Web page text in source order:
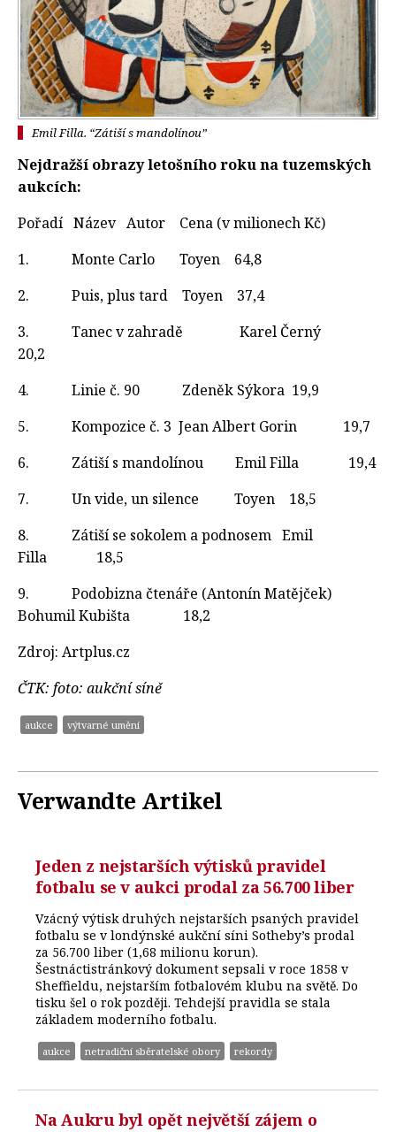
Emil Filla. “Zátiší s mandolínou”
Nejdražší obrazy letošního roku na tuzemských
aukcích:
Pořadí Název Autor Cena (v milionech Kč)
1. Monte Carlo Toyen 64,8
2. Puis, plus tard Toyen 37,4
3. Tanec v zahradě Karel Černý
20,2
4. Linie č. 90 Zdeněk Sýkora 19,9
5. Kompozice č. 3 Jean Albert Gorin 19,7
6. Zátiší s mandolínou Emil Filla 19,4
7. Un vide, un silence Toyen 18,5
8. Zátiší se sokolem a podnosem Emil
Filla 18,5
9. Podobizna čtenáře (Antonín Matějček)
Bohumil Kubišta 18,2
Zdroj: Artplus.cz
ČTK: foto: aukční síně
aukce výtvarné umění
Verwandte Artikel
Jeden z nejstarších výtisků pravidel
fotbalu se v aukci prodal za 56.700 liber
Vzácný výtisk druhých nejstarších psaných pravidel
fotbalu se v londýnské aukční síni Sotheby’s prodal
za 56.700 liber (1,68 milionu korun).
Šestnáctistránkový dokument sepsali v roce 1858 v
Sheffieldu, nejstarším fotbalovém klubu na světě. Do
tisku šel o rok později. Tehdejší pravidla se stala
základem moderního fotbalu.
aukce netradiční sběratelské obory rekordy
Na Aukru byl opět největší zájem o